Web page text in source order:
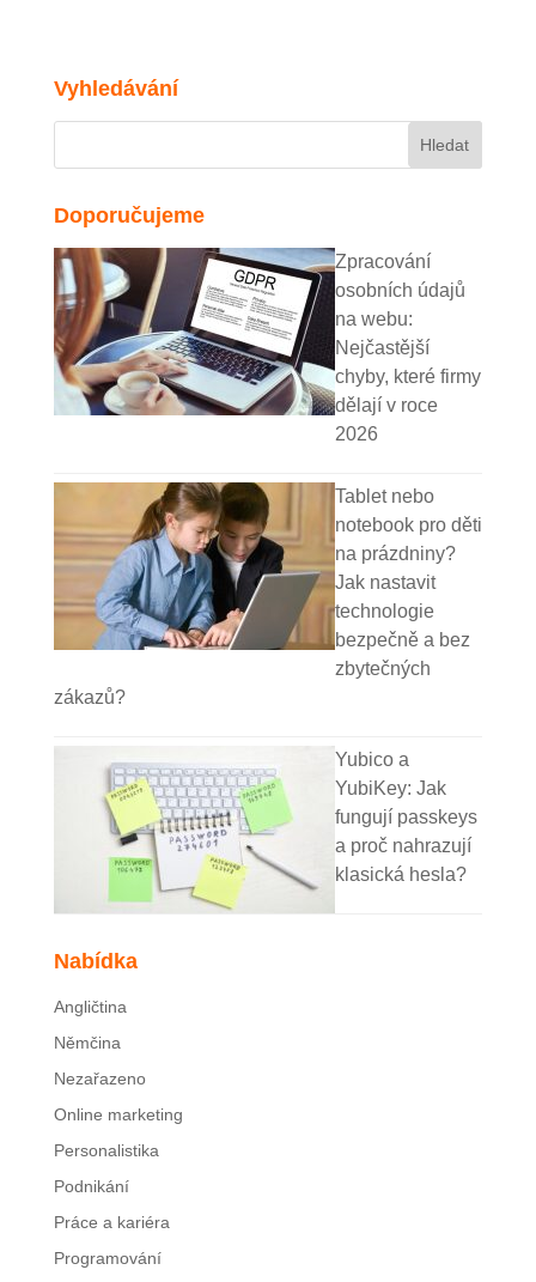
Vyhledávání
Doporučujeme
Zpracování
osobních údajů
na webu:
Nejčastější
chyby, které firmy
dělají v roce
2026
Tablet nebo
notebook pro děti
na prázdniny?
Jak nastavit
technologie
bezpečně a bez
zbytečných
zákazů?
Yubico a
YubiKey: Jak
fungují passkeys
a proč nahrazují
klasická hesla?
Nabídka
Angličtina
Němčina
Nezařazeno
Online marketing
Personalistika
Podnikání
Práce a kariéra
Programování